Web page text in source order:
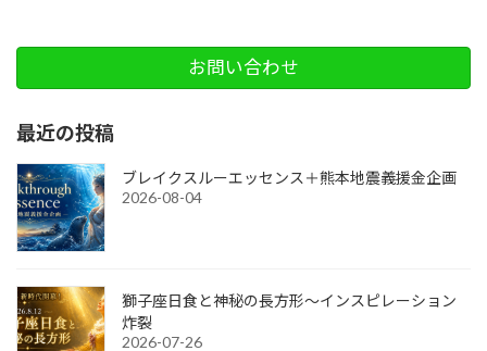
お問い合わせ
最近の投稿
ブレイクスルーエッセンス＋熊本地震義援金企画
2026-08-04
獅子座日食と神秘の長方形～インスピレーション
炸裂
2026-07-26